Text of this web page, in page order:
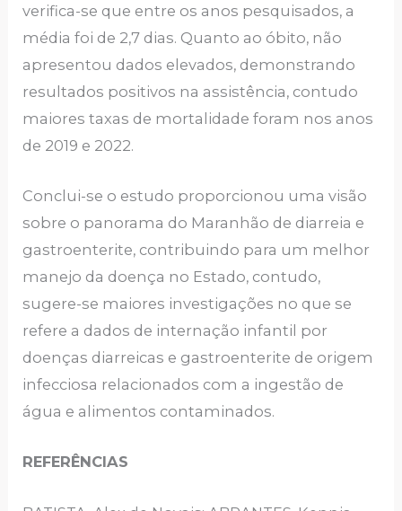
verifica-se que entre os anos pesquisados, a
média foi de 2,7 dias. Quanto ao óbito, não
apresentou dados elevados, demonstrando
resultados positivos na assistência, contudo
maiores taxas de mortalidade foram nos anos
de 2019 e 2022.
Conclui-se o estudo proporcionou uma visão
sobre o panorama do Maranhão de diarreia e
gastroenterite, contribuindo para um melhor
manejo da doença no Estado, contudo,
sugere-se maiores investigações no que se
refere a dados de internação infantil por
doenças diarreicas e gastroenterite de origem
infecciosa relacionados com a ingestão de
água e alimentos contaminados.
REFERÊNCIAS